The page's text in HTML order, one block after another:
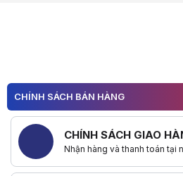
CHÍNH SÁCH BÁN HÀNG
CHÍNH SÁCH GIAO
Nhận hàng và thanh toán tại